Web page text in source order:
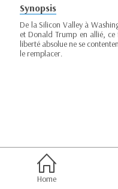
Synopsis
De la Silicon Valley à
et Donald Trump en allié,
liberté absolue ne se
le remplacer.
Home